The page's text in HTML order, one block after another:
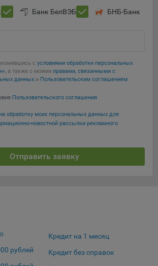
94043, USA.
Политика
Google.
сервисов, предоставляемых
технолоджи», 220069 г. Минск, пр-т
д.3Б, пом.44.
VK пользователям, которые
РФ, 125167, г. Москва, Ленинградский
стр. 79, БЦ «SkyLight».
настройки
мы поручаем обработку данных для
информации, предоставляемый
договора аренды ООО «Рэкун
Банк БелВЭБ БНБ-Банк
с условиями обработки персональных
, а также с моими правами, связанными с
данных и Пользовательским соглашением:
Пользовательского соглашения
обработку моих персональных данных для
новостной рассылки рекламного
Отправить заявку
рублей
Кредит на 1 месяц
Кредит без справок